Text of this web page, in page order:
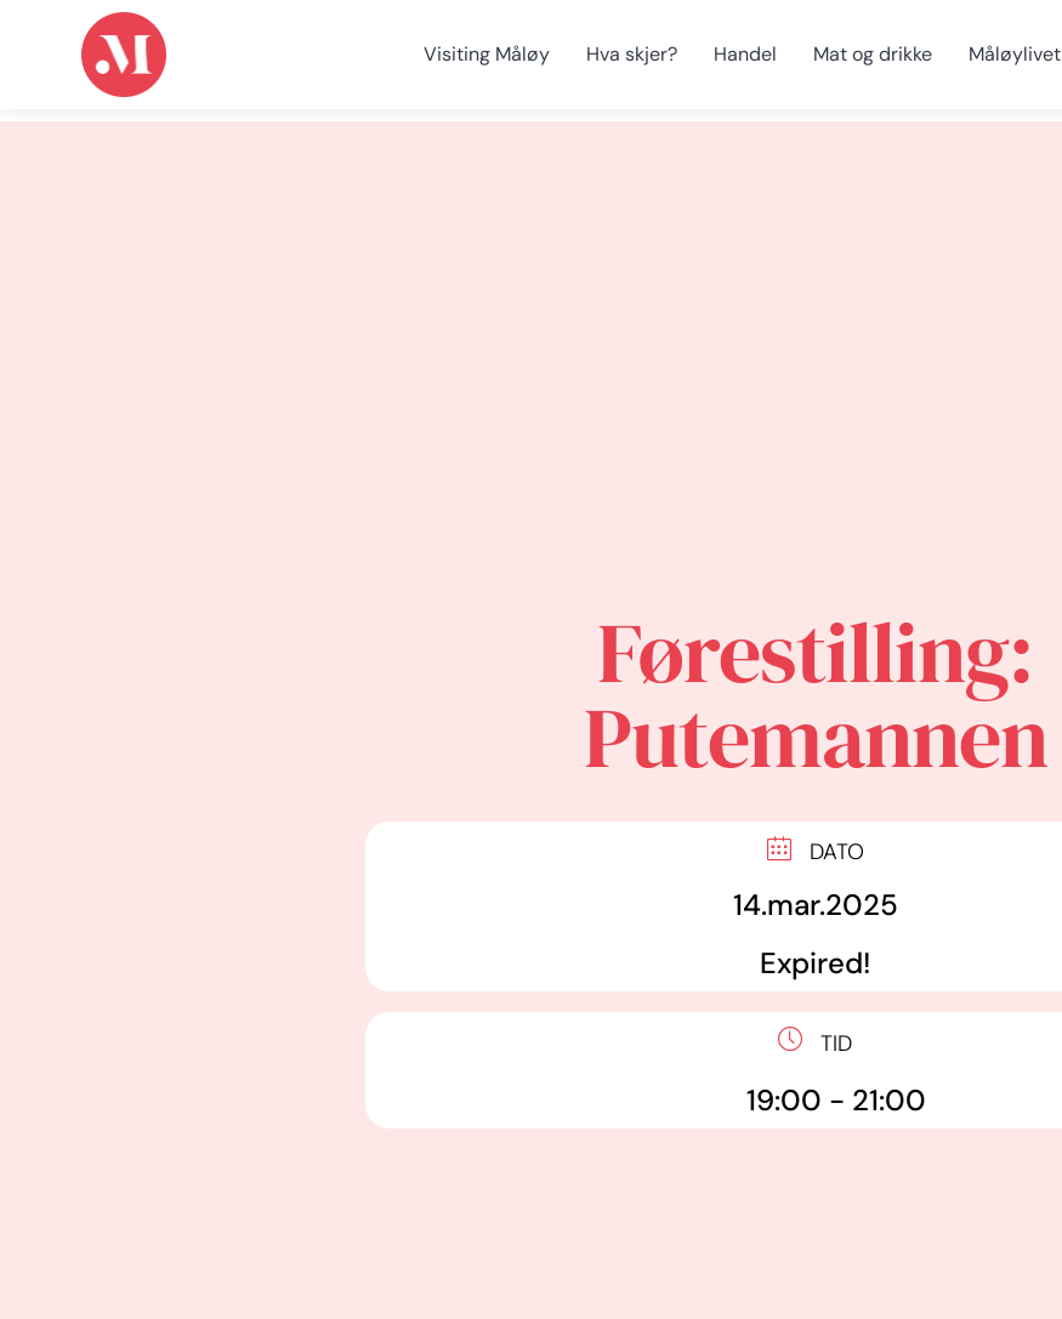
Visiting Måløy Hva skjer? Handel Mat og drikke Måløylivet
Førestilling:
Putemannen
DATO
14.mar.2025
Expired!
TID
19:00 - 21:00